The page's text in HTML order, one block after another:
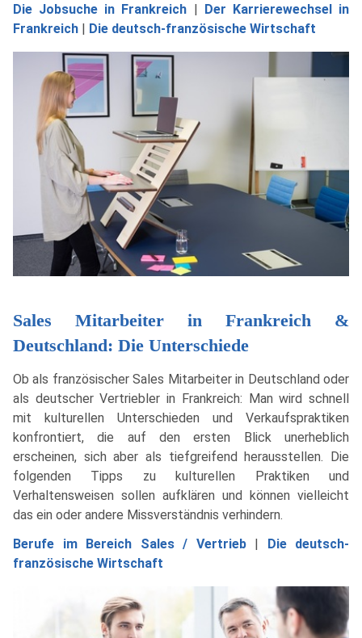
Die Jobsuche in Frankreich | Der Karrierewechsel in
Frankreich | Die deutsch-französische Wirtschaft
Sales Mitarbeiter in Frankreich &
Deutschland: Die Unterschiede
Ob als französischer Sales Mitarbeiter in Deutschland oder
als deutscher Vertriebler in Frankreich: Man wird schnell
mit kulturellen Unterschieden und Verkaufspraktiken
konfrontiert, die auf den ersten Blick unerheblich
erscheinen, sich aber als tiefgreifend herausstellen. Die
folgenden Tipps zu kulturellen Praktiken und
Verhaltensweisen sollen aufklären und können vielleicht
das ein oder andere Missverständnis verhindern.
Berufe im Bereich Sales / Vertrieb|
Die deutsch-
französische Wirtschaft